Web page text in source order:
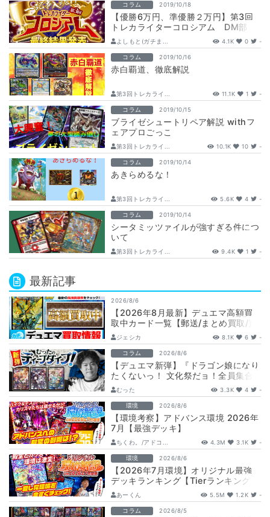
コラム 2019/10/18
【優勝6万円、準優勝２万円】第3回
トレカライターコロシアム DM部
門 最終結果発表
よしもと(ガチま... 4.1K 0 -
コラム 2019/10/16
赤白覇道、徹底解説
第3回トレカライ... 11.1K 1 -
コラム 2019/10/15
ブライゼシュートリペア解説 withフ
ェアプロごっこ
第3回トレカライ... 10.1K 10 -
コラム 2019/10/14
あきらめるな！
第3回トレカライ... 5.6K 4 -
コラム 2019/10/14
シータミッツァイルが強すぎる件につ
いて
第3回トレカライ... 9.4K 1 -
最新記事
2026/8/6
【2026年8月最新】デュエマ高額買
取中カード一覧【郵送/まとめ買取/買
取表/相場/金トレジャー】
ジェシカ 8.1K 6 -
コラム 2026/8/6
【デュエマ新弾】『ドラゴン娘になり
たくないっ！ 文化祭だョ！全員集合!!
ドラ娘100％パック』注目カードまと
め…
むった 3.3K 4 -
環境 2026/8/6
【環境考察】アドバンス環境 2026年
7月【最強デッキ】
ちくわ。/アドコ... 4.3M 3.1K -
環境 2026/8/6
【2026年7月環境】オリジナル最強
デッキランキング【Tierランキング】
あーくん 5.5M 1.2K -
コラム 2026/8/5